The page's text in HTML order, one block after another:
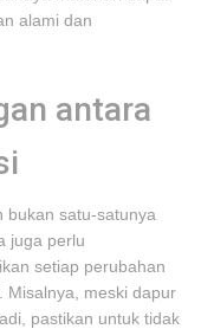
alami dan
antara
bukan satu-satunya
juga perlu
setiap perubahan
Misalnya, meski dapur
pastikan untuk tidak